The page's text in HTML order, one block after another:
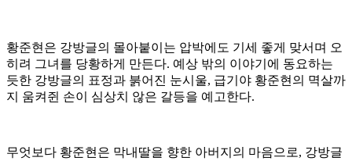
황준현은 강방글의 몰아붙이는 압박에도 기세 좋게 맞서며 오
히려 그녀를 당황하게 만든다. 예상 밖의 이야기에 동요하는
듯한 강방글의 표정과 붉어진 눈시울, 급기야 황준현의 멱살까
지 움켜쥔 손이 심상치 않은 갈등을 예고한다.
무엇보다 황준현은 막내딸을 향한 아버지의 마음으로, 강방글